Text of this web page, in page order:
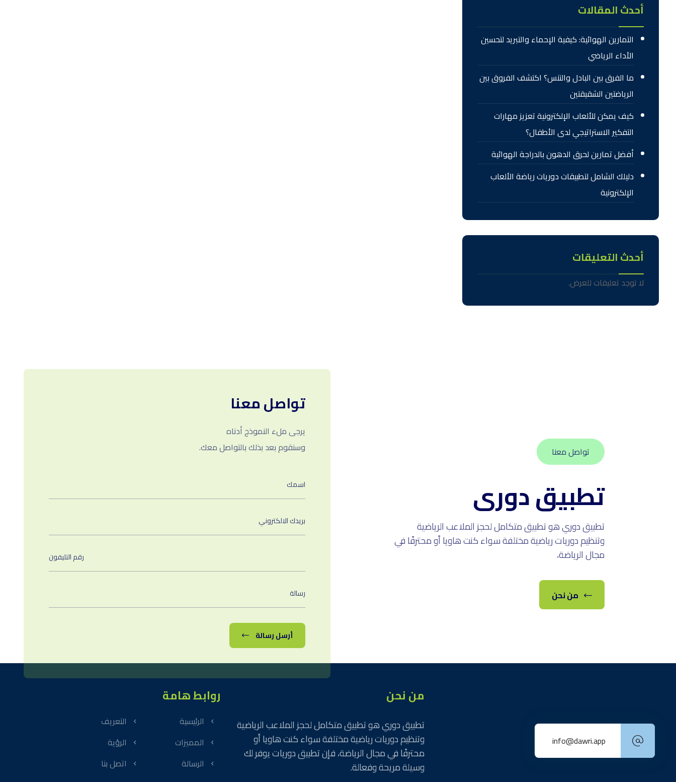
أحدث المقالات
التمارين الهوائية: كيفية الإحماء والتبريد لتحسين
الأداء الرياضي
ما الفرق بين البادل والتنس؟ اكتشف الفروق بين
الرياضتين الشقيقتين
كيف يمكن للألعاب الإلكترونية تعزيز مهارات
التفكير الاستراتيجي لدى الأطفال؟
أفضل تمارين لحرق الدهون بالدراجة الهوائية
دليلك الشامل لتطبيقات دوريات رياضة الألعاب
الإلكترونية
أحدث التعليقات
لا توجد تعليقات للعرض.
تواصل معنا
تطبيق دورى
تطبيق دوري هو تطبيق متكامل لحجز الملاعب الرياضية
وتنظيم دوريات رياضية مختلفة سواء كنت هاويا أو محترفًا في
مجال الرياضة،
من نحن
تواصل معنا
يرجى ملء النموذج أدناه
وسنقوم بعد بذلك بالتواصل معك.
أرسل رسالة
info@dawri.app
من نحن
تطبيق دوري هو تطبيق متكامل لحجز الملاعب الرياضية
وتنظيم دوريات رياضية مختلفة سواء كنت هاويا أو
محترفًا في مجال الرياضة، فإن تطبيق دوريات يوفر لك
وسيلة مريحة وفعالة.
روابط هامة
الرئيسية
التعريف
المميزات
الرؤية
الرسالة
اتصل بنا